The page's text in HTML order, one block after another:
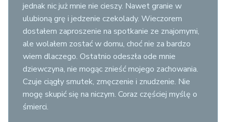
jednak nic już mnie nie cieszy. Nawet granie w
ulubioną grę i jedzenie czekolady. Wieczorem
dostałem zaproszenie na spotkanie ze znajomymi,
ale wolałem zostać w domu, choć nie za bardzo
wiem dlaczego. Ostatnio odeszła ode mnie
dziewczyna, nie mogąc znieść mojego zachowania.
Czuje ciągły smutek, zmęczenie i znudzenie. Nie
mogę skupić się na niczym. Coraz częściej myślę o
śmierci.